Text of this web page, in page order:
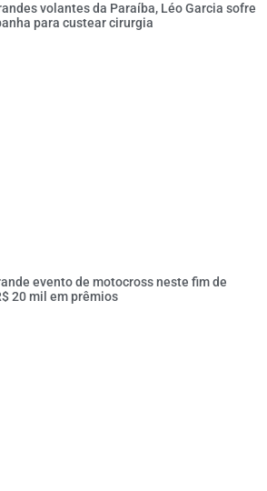
volantes da Paraíba, Léo Garcia sofre
para custear cirurgia
evento de motocross neste fim de
20 mil em prêmios